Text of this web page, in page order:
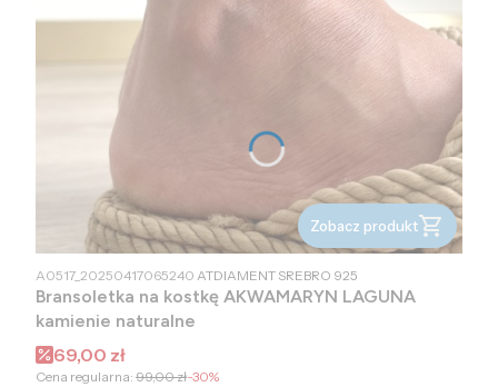
Zobacz produkt
A0517_20250417065240 PRODUCENT
ATDIAMENT SREBRO 925
Bransoletka na kostkę AKWAMARYN LAGUNA
kamienie naturalne
Cena promocyjna
69,00 zł
Cena regularna: 99,00 zł-30%